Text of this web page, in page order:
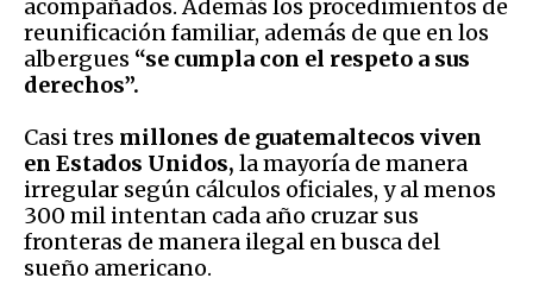
acompañados. Además los procedimientos de
reunificación familiar, además de que en los
albergues “se cumpla con el respeto a sus
derechos”.
Casi tres millones de guatemaltecos viven
en Estados Unidos, la mayoría de manera
irregular según cálculos oficiales, y al menos
300 mil intentan cada año cruzar sus
fronteras de manera ilegal en busca del
sueño americano.